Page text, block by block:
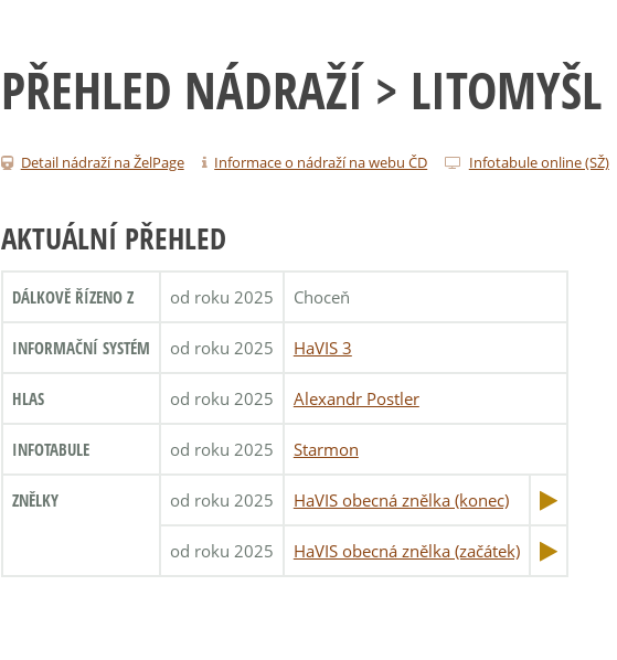
PŘEHLED NÁDRAŽÍ > LITOMYŠL
Detail nádraží na ŽelPage Informace o nádraží na webu ČD Infotabule online (SŽ)
AKTUÁLNÍ PŘEHLED
DÁLKOVĚ ŘÍZENO Z od roku 2025 Choceň
INFORMAČNÍ SYSTÉM od roku 2025 HaVIS 3
HLAS od roku 2025 Alexandr Postler
INFOTABULE od roku 2025 Starmon
ZNĚLKY od roku 2025 HaVIS obecná znělka (konec)
od roku 2025 HaVIS obecná znělka (začátek)